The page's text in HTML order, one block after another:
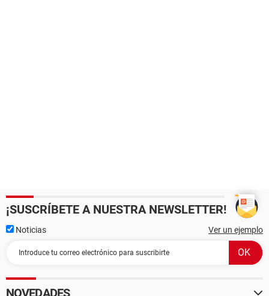
¡SUSCRÍBETE A NUESTRA NEWSLETTER!
Noticias Ver un ejemplo
NOVEDADES